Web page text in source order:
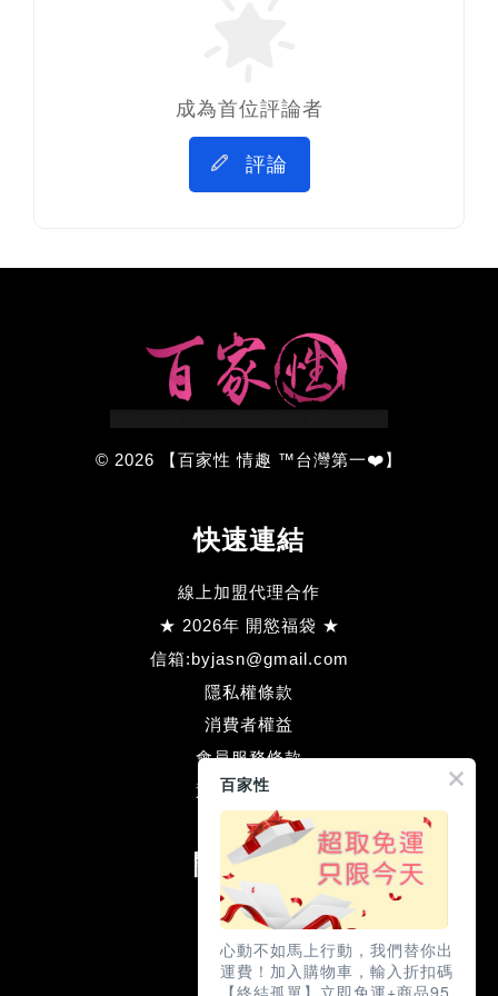
成為首位評論者
評論
© 2026 【百家性 情趣 ™台灣第一❤️】
快速連結
線上加盟代理合作
★ 2026年 開慾福袋 ★
信箱:byjasn@gmail.com
隱私權條款
消費者權益
會員服務條款
退款方式流程
關注我們
Facebook
Line
百家性
心動不如馬上行動，我們替你出
運費！加入購物車，輸入折扣碼
【終結孤單】立即免運+商品95